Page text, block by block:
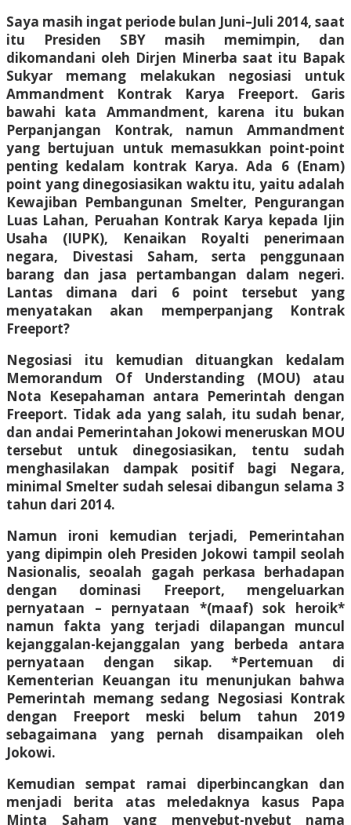
Saya masih ingat periode bulan Juni–Juli 2014, saat
itu Presiden SBY masih memimpin, dan
dikomandani oleh Dirjen Minerba saat itu Bapak
Sukyar memang melakukan negosiasi untuk
Ammandment Kontrak Karya Freeport. Garis
bawahi kata Ammandment, karena itu bukan
Perpanjangan Kontrak, namun Ammandment
yang bertujuan untuk memasukkan point-point
penting kedalam kontrak Karya. Ada 6 (Enam)
point yang dinegosiasikan waktu itu, yaitu adalah
Kewajiban Pembangunan Smelter, Pengurangan
Luas Lahan, Peruahan Kontrak Karya kepada Ijin
Usaha (IUPK), Kenaikan Royalti penerimaan
negara, Divestasi Saham, serta penggunaan
barang dan jasa pertambangan dalam negeri.
Lantas dimana dari 6 point tersebut yang
menyatakan akan memperpanjang Kontrak
Freeport?
Negosiasi itu kemudian dituangkan kedalam
Memorandum Of Understanding (MOU) atau
Nota Kesepahaman antara Pemerintah dengan
Freeport. Tidak ada yang salah, itu sudah benar,
dan andai Pemerintahan Jokowi meneruskan MOU
tersebut untuk dinegosiasikan, tentu sudah
menghasilakan dampak positif bagi Negara,
minimal Smelter sudah selesai dibangun selama 3
tahun dari 2014.
Namun ironi kemudian terjadi, Pemerintahan
yang dipimpin oleh Presiden Jokowi tampil seolah
Nasionalis, seoalah gagah perkasa berhadapan
dengan dominasi Freeport, mengeluarkan
pernyataan – pernyataan *(maaf) sok heroik*
namun fakta yang terjadi dilapangan muncul
kejanggalan-kejanggalan yang berbeda antara
pernyataan dengan sikap. *Pertemuan di
Kementerian Keuangan itu menunjukan bahwa
Pemerintah memang sedang Negosiasi Kontrak
dengan Freeport meski belum tahun 2019
sebagaimana yang pernah disampaikan oleh
Jokowi.
Kemudian sempat ramai diperbincangkan dan
menjadi berita atas meledaknya kasus Papa
Minta Saham yang menyebut-nyebut nama